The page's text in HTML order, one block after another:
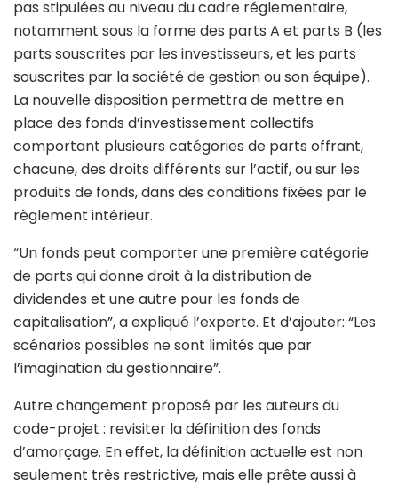
pas stipulées au niveau du cadre réglementaire,
notamment sous la forme des parts A et parts B (les
parts souscrites par les investisseurs, et les parts
souscrites par la société de gestion ou son équipe).
La nouvelle disposition permettra de mettre en
place des fonds d’investissement collectifs
comportant plusieurs catégories de parts offrant,
chacune, des droits différents sur l’actif, ou sur les
produits de fonds, dans des conditions fixées par le
règlement intérieur.
“Un fonds peut comporter une première catégorie
de parts qui donne droit à la distribution de
dividendes et une autre pour les fonds de
capitalisation”, a expliqué l’experte. Et d’ajouter: “Les
scénarios possibles ne sont limités que par
l’imagination du gestionnaire”.
Autre changement proposé par les auteurs du
code-projet : revisiter la définition des fonds
d’amorçage. En effet, la définition actuelle est non
seulement très restrictive, mais elle prête aussi à